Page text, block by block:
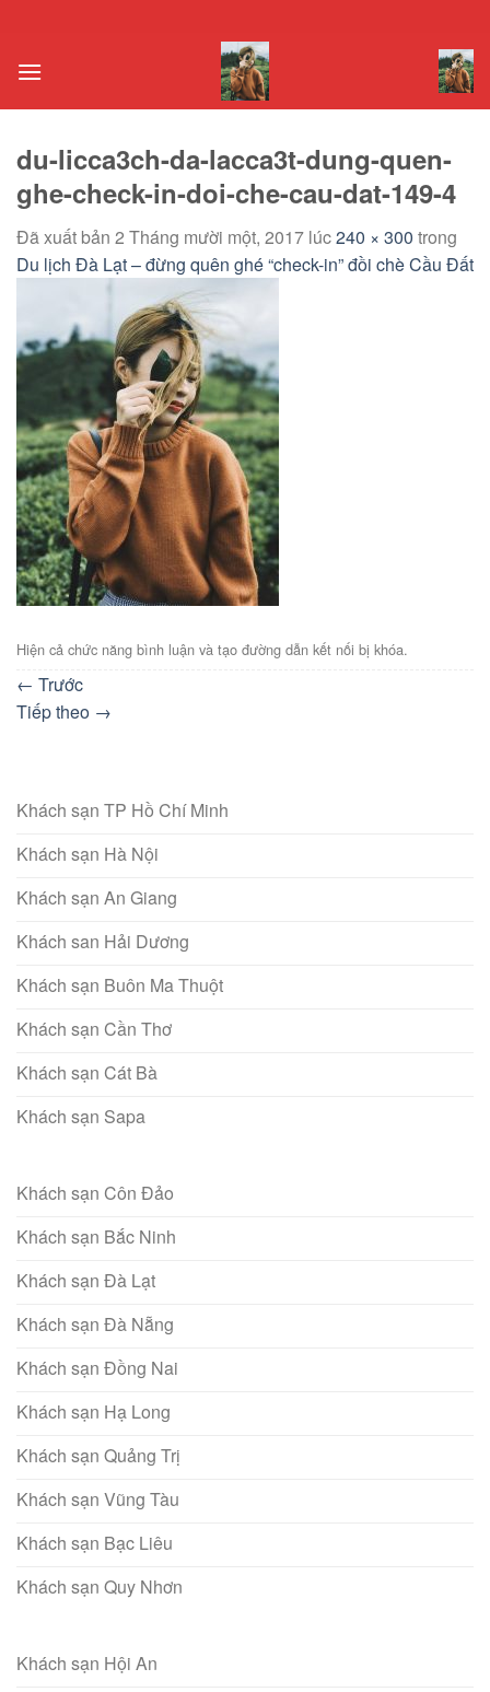
nội
du-licca3ch-da-lacca3t-dung-quen-
ghe-check-in-doi-che-cau-dat-149-4
Đã xuất bản 2 Tháng mười một, 2017 lúc240 × 300 trong
Du lịch Đà Lạt – đừng quên ghé “check-in” đồi chè Cầu Đất
Hiện cả chức năng bình luận và tạo đường dẫn kết nối bị khóa.
← Trước
Tiếp theo →
Khách sạn TP Hồ Chí Minh
Khách sạn Hà Nội
Khách sạn An Giang
Khách san Hải Dương
Khách sạn Buôn Ma Thuột
Khách sạn Cần Thơ
Khách sạn Cát Bà
Khách sạn Sapa
Khách sạn Côn Đảo
Khách sạn Bắc Ninh
Khách sạn Đà Lạt
Khách sạn Đà Nẵng
Khách sạn Đồng Nai
Khách sạn Hạ Long
Khách sạn Quảng Trị
Khách sạn Vũng Tàu
Khách sạn Bạc Liêu
Khách sạn Quy Nhơn
Khách sạn Hội An